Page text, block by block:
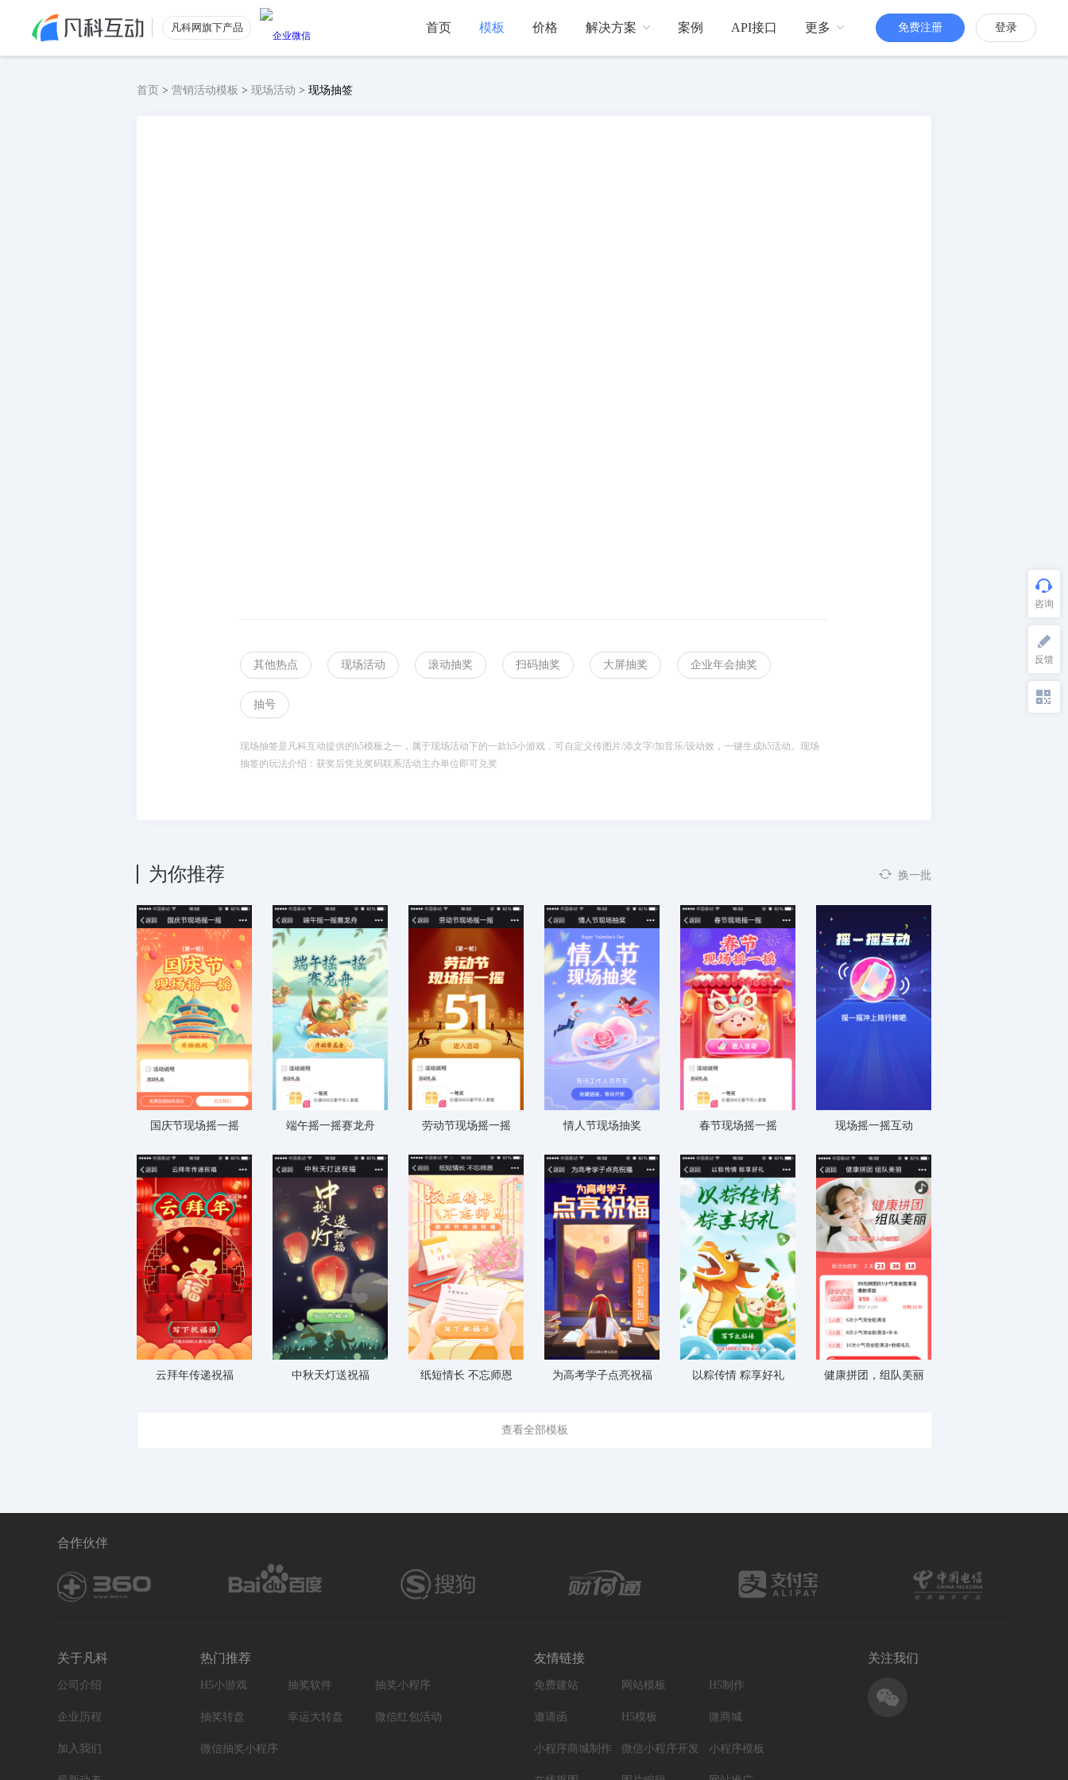
凡科网旗下产品 首页 模板 价格 解决方案 案例 API接口 更多 免费注册 登录
首页 > 营销活动模板 > 现场活动 > 现场抽签
其他热点 现场活动 滚动抽奖 扫码抽奖 大屏抽奖 企业年会抽奖
抽号
现场抽签是凡科互动提供的h5模板之一，属于现场活动下的一款h5小游戏，可自定义传图片/添文字/加音乐/设动效，一键生成h5活动。现场
抽签的玩法介绍：获奖后凭兑奖码联系活动主办单位即可兑奖
为你推荐 换一批
国庆节现场摇一摇 端午摇一摇赛龙舟 劳动节现场摇一摇 情人节现场抽奖 春节现场摇一摇 现场摇一摇互动
云拜年传递祝福 中秋天灯送祝福 纸短情长 不忘师恩 为高考学子点亮祝福 以粽传情 粽享好礼 健康拼团，组队美丽
查看全部模板
合作伙伴
关于凡科
公司介绍
企业历程
加入我们
热门推荐
H5小游戏 抽奖软件 抽奖小程序
抽奖转盘 幸运大转盘 微信红包活动
微信抽奖小程序
友情链接
免费建站 网站模板 H5制作
邀请函 H5模板 微商城
小程序商城制作 微信小程序开发 小程序模板
关注我们